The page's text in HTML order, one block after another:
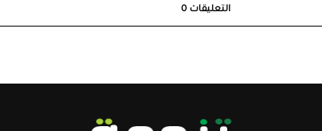
التعليقات 0